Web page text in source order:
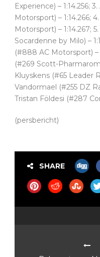
Experience) – 1:14.256;
Motorsport) – 1:14.266;
Motorsport) – 1:14.267;
Socardenne by Milo) –
(#888 AC Motorsport) –
(#269 Scott-
Kluyskens (#65 Leader
Vandormael (#255 DZ
Tristan Földesi (#287
(persbericht)
SHARE